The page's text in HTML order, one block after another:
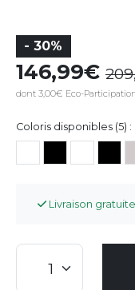
- 30%
146,99
dont 3,00€ Eco-
Coloris disponibles (5) :
Livraison gratuite